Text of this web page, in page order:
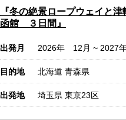
『冬の絶景ロープウェイと
函館 ３日間』
出発月 2026年 12月 ~ 2027
目的地 北海道 青森県
出発地 埼玉県 東京23区